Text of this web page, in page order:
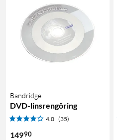
Bandridge
DVD-linsrengöring
4.0 (35)
14990